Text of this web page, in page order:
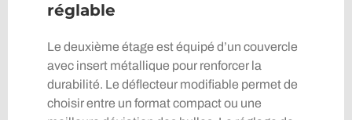
réglable
Le deuxième étage est équipé d’un couvercle
avec insert métallique pour renforcer la
durabilité. Le déflecteur modifiable permet de
choisir entre un format compact ou une